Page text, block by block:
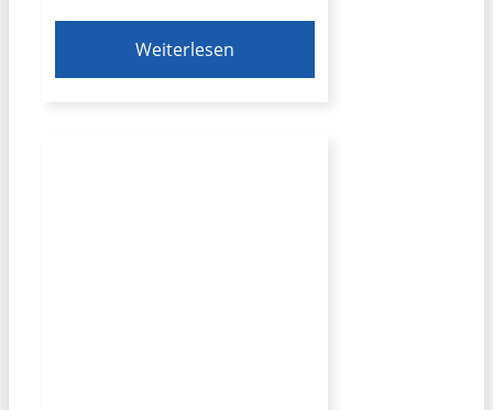
Weiterlesen